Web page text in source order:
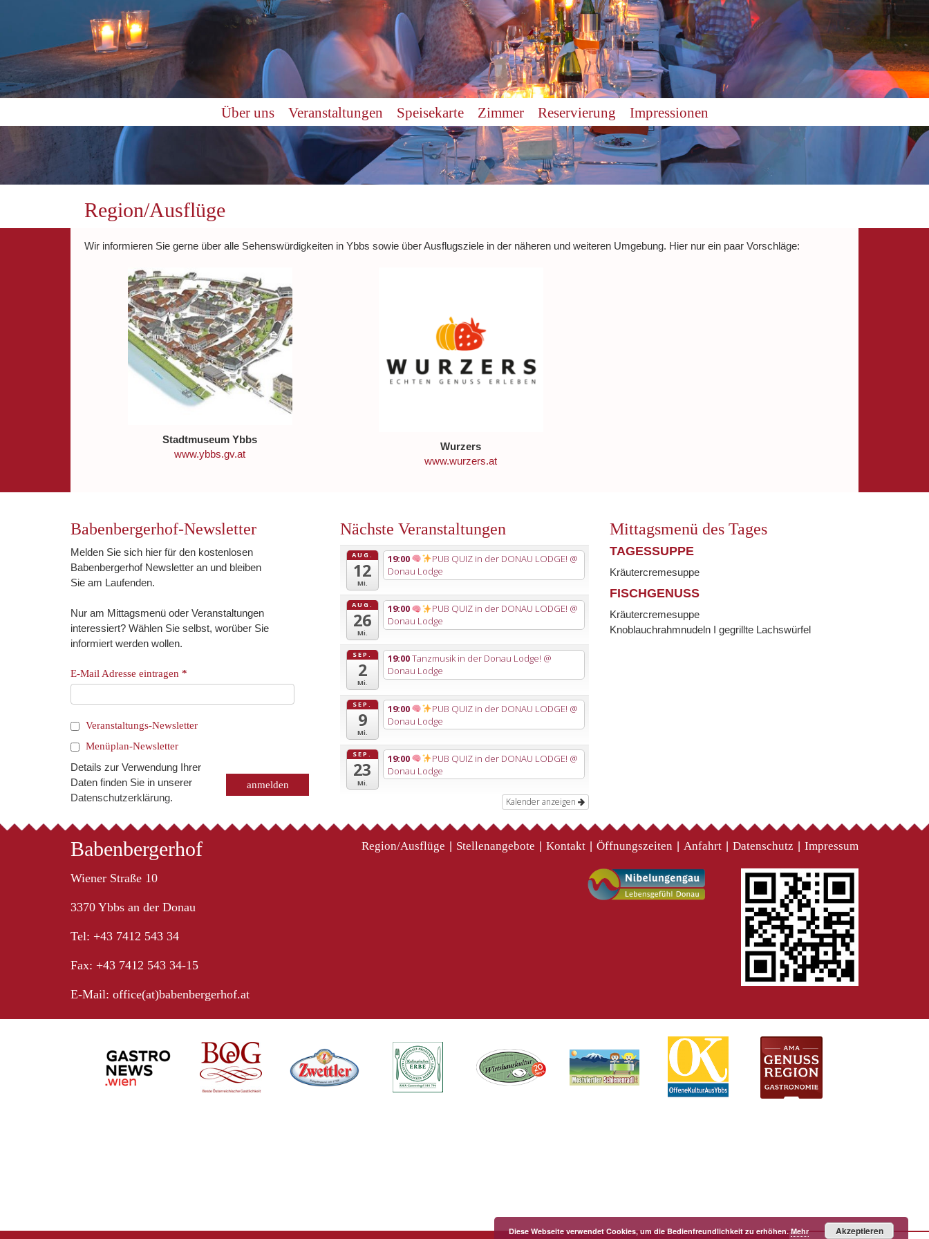
Über uns Veranstaltungen Speisekarte Zimmer Reservierung Impressionen
Region/Ausflüge
Wir informieren Sie gerne über alle Sehenswürdigkeiten in Ybbs sowie über Ausflugsziele in der näheren und weiteren Umgebung. Hier nur ein paar Vorschläge:
Stadtmuseum Ybbs
www.ybbs.gv.at
Wurzers
www.wurzers.at
Babenbergerhof-Newsletter
Melden Sie sich hier für den kostenlosen
Babenbergerhof Newsletter an und bleiben
Sie am Laufenden.
Nur am Mittagsmenü oder Veranstaltungen
interessiert? Wählen Sie selbst, worüber Sie
informiert werden wollen.
E-Mail Adresse eintragen *
Veranstaltungs-Newsletter
Menüplan-Newsletter
Details zur Verwendung Ihrer
Daten finden Sie in unserer
Datenschutzerklärung.
Nächste Veranstaltungen
AUG.
12
Mi.
19:00 PUB QUIZ in der DONAU LODGE! @
Donau Lodge
AUG.
26
Mi.
19:00 PUB QUIZ in der DONAU LODGE! @
Donau Lodge
SEP.
2
Mi.
19:00Tanzmusik in der Donau Lodge! @
Donau Lodge
SEP.
9
Mi.
19:00 PUB QUIZ in der DONAU LODGE! @
Donau Lodge
SEP.
23
Mi.
19:00 PUB QUIZ in der DONAU LODGE! @
Donau Lodge
Kalender anzeigen
Mittagsmenü des Tages
TAGESSUPPE
Kräutercremesuppe
FISCHGENUSS
Kräutercremesuppe
Knoblauchrahmnudeln I gegrillte Lachswürfel
Babenbergerhof
Wiener Straße 10
3370 Ybbs an der Donau
Tel: +43 7412 543 34
Fax: +43 7412 543 34-15
E-Mail: office(at)babenbergerhof.at
Region/Ausflüge Stellenangebote Kontakt Öffnungszeiten Anfahrt Datenschutz Impressum
Diese Webseite verwendet Cookies, um die Bedienfreundlichkeit zu erhöhen.Mehr Akzeptieren